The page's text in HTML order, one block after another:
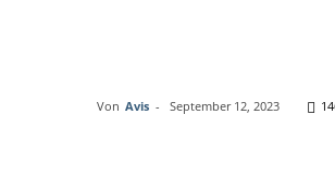
Von Avis - September 12, 2023